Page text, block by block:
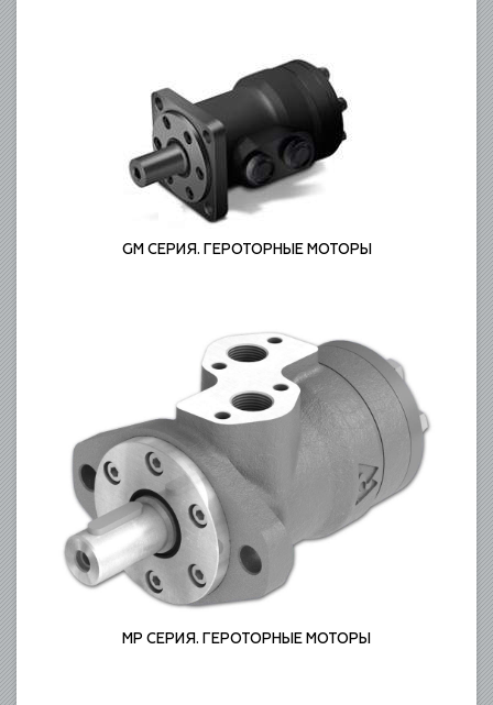
GM СЕРИЯ. ГЕРОТОРНЫЕ МОТОРЫ
MP СЕРИЯ. ГЕРОТОРНЫЕ МОТОРЫ